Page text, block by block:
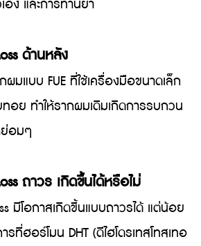
ด้านหลัง
แบบ FUE ที่ใช้เครื่องมือขนาดเล็ก
ทอย ทำให้รากผมเดิมเกิดการรบกวน
อมๆ
ถาวร เกิดขึ้นได้หรือไม่
มีโอกาสเกิดขึ้นแบบถาวรได้ แต่น้อย
รที่ฮอร์โมน DHT (ดีไฮโดรเทสโทสเทอ